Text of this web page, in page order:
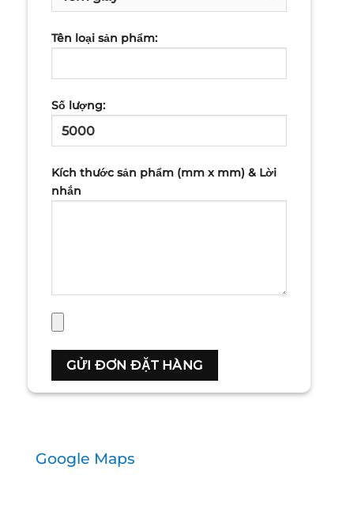
Tên loại sản phẩm:
Số lượng:
Kích thước sản phẩm (mm x mm) & Lời
nhắn
Google Maps